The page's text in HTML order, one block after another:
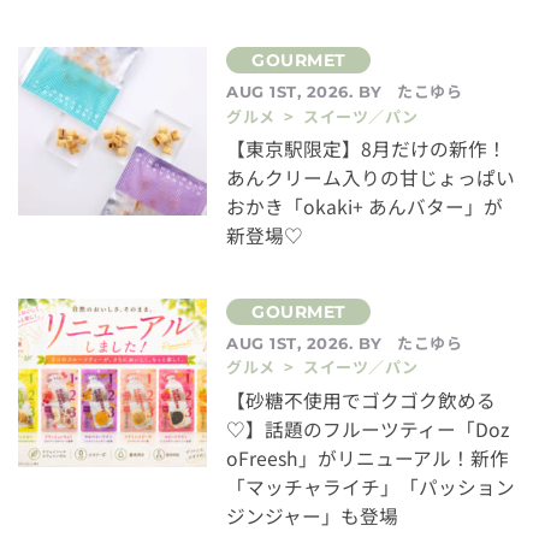
AUG 1ST, 2026. BY
たこゆら
グルメ > スイーツ／パン
【東京駅限定】8月だけの新作！
あんクリーム入りの甘じょっぱい
おかき「okaki+ あんバター」が
新登場♡
AUG 1ST, 2026. BY
たこゆら
グルメ > スイーツ／パン
【砂糖不使用でゴクゴク飲める
♡】話題のフルーツティー「Doz
oFreesh」がリニューアル！新作
「マッチャライチ」「パッション
ジンジャー」も登場